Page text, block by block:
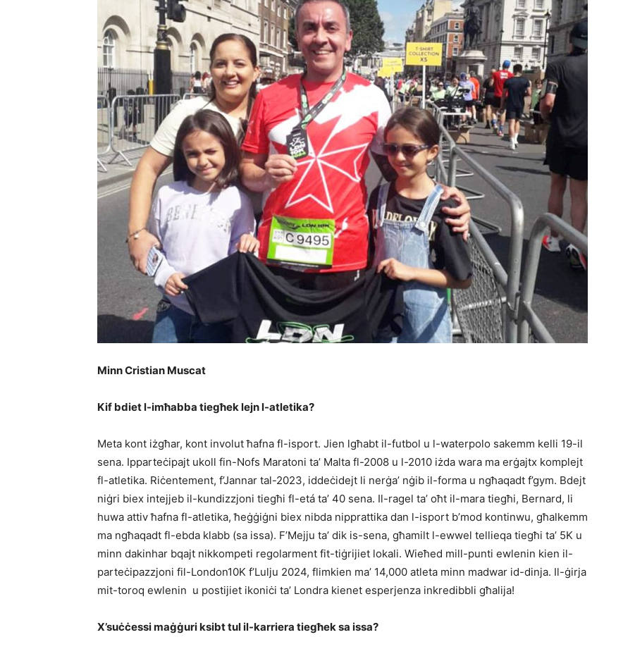
Minn Cristian Muscat
Kif bdiet l-imħabba tiegħek lejn l-atletika?
Meta kont iżgħar, kont involut ħafna fl-isport. Jien lgħabt il-futbol u l-waterpolo sakemm kelli 19-il
sena. Ipparteċipajt ukoll fin-Nofs Maratoni ta’ Malta fl-2008 u l-2010 iżda wara ma erġajtx komplejt
fl-atletika. Riċentement, f’Jannar tal-2023, iddeċidejt li nerġa’ nġib il-forma u ngħaqadt f’gym. Bdejt
niġri biex intejjeb il-kundizzjoni tiegħi fl-etá ta’ 40 sena. Il-ragel ta’ oħt il-mara tiegħi, Bernard, li
huwa attiv ħafna fl-atletika, ħeġġiġni biex nibda nipprattika dan l-isport b’mod kontinwu, għalkemm
ma ngħaqadt fl-ebda klabb (sa issa). F’Mejju ta’ dik is-sena, għamilt l-ewwel tellieqa tiegħi ta’ 5K u
minn dakinhar bqajt nikkompeti regolarment fit-tiġrijiet lokali. Wieħed mill-punti ewlenin kien il-
parteċipazzjoni fil-London10K f’Lulju 2024, flimkien ma’ 14,000 atleta minn madwar id-dinja. Il-ġirja
mit-toroq ewlenin u postijiet ikoniċi ta’ Londra kienet esperjenza inkredibbli għalija!
X’suċċessi maġġuri ksibt tul il-karriera tiegħek sa issa?